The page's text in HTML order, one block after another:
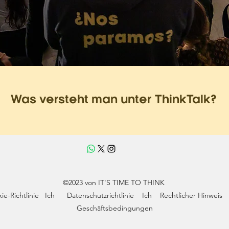
Was versteht man unter ThinkTalk?
©2023 von IT'S TIME TO THINK
Richtlinie
Ich Datenschutzrichtlinie Ich
Rechtlicher
Geschäftsbedingungen